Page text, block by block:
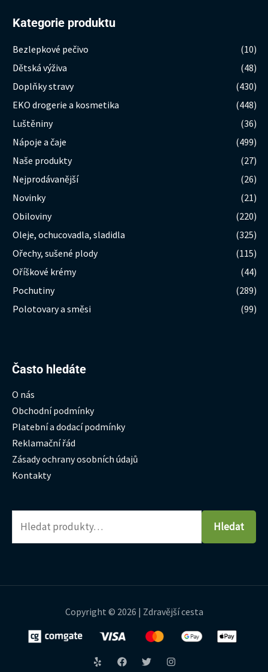
Kategorie produktu
Bezlepkové pečivo
(10)
Dětská výživa
(48)
Doplňky stravy
(430)
EKO drogerie a kosmetika
(448)
Luštěniny
(36)
Nápoje a čaje
(499)
Naše produkty
(27)
Nejprodávanější
(26)
Novinky
(21)
Obiloviny
(220)
Oleje, ochucovadla, sladidla
(325)
Ořechy, sušené plody
(115)
Oříškové krémy
(44)
Pochutiny
(289)
Polotovary a směsi
(99)
Často hledáte
O nás
Obchodní podmínky
Platební a dodací podmínky
Reklamační řád
Zásady ochrany osobních údajů
Kontakty
Hledat:
Hledat
Copyright © 2026 | Zdravější cesta